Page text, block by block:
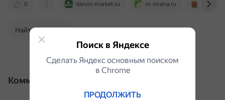
0 darvin-market.ru m-strana.ru
Найти в Поиске
Комментарии
Поиск в Яндексе
Сделать Яндекс основным поиском
в Сhrome
ПРОДОЛЖИТЬ